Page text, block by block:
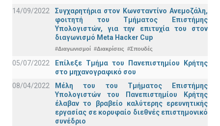
14/09/2022
Συγχαρητήρια στον Κωνσταντίνο Ανεμοζάλη,
φοιτητή του Τμήματος Επιστήμης
Υπολογιστών, για την επιτυχία του στον
διαγωνισμό Meta Hacker Cup
#Διαγωνισμοί #Διακρίσεις #Σπουδές
05/07/2022
Επίλεξε Τμήμα του Πανεπιστημίου Κρήτης
στο μηχανογραφικό σου
08/04/2022
Μέλη του του Τμήματος Επιστήμης
Υπολογιστών του Πανεπιστημίου Κρήτης
έλαβαν το βραβείο καλύτερης ερευνητικής
εργασίας σε κορυφαίο διεθνές επιστημονικό
συνέδριο